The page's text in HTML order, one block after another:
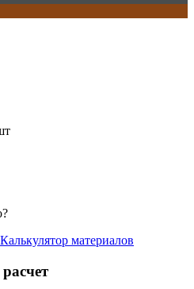
Калькулятор материалов